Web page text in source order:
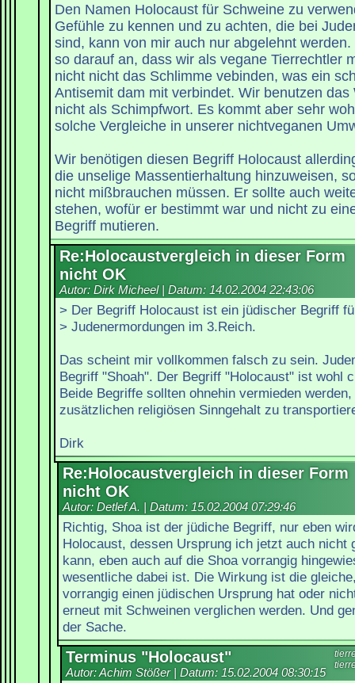
Den Namen Holocaust für Schweine zu
Gefühle zu kennen und zu achten, die bei
sind, kann von mir auch nur abgelehnt
so darauf an, dass wir als vegane Tierrechtler
nicht nicht das Schlimme vebinden, was ein
Antisemit dam mit verbindet. Wir benutzen
nicht als Schimpfwort. Es kommt aber sehr
solche Vergleiche in unserer nichtveganen
Wir benötigen diesen Begriff Holocaust
die unselige Massentierhaltung hinzuweisen,
nicht mißbrauchen müssen. Er sollte auch
stehen, wofür er bestimmt war und nicht zu
Begriff mutieren.
Re:Holocaustvergleich in dieser Form
nicht OK
Autor: Dirk Micheel | Datum: 14.02.2004 22:43:06
> Der Begriff Holocaust ist ein jüdischer Begriff
> Judenermordungen im 3.Reich.
Das scheint mir vollkommen falsch zu sein.
Begriff "Shoah". Der Begriff "Holocaust" ist wohl
Beide Begriffe sollten ohnehin vermieden
zusätzlichen religiösen Sinngehalt zu
Dirk
Re:Holocaustvergleich in dieser Form
nicht OK
Autor: Detlef A. | Datum: 15.02.2004 07:29:46
Richtig, Shoa ist der jüdiche Begriff, nur eben
Holocaust, dessen Ursprung ich jetzt auch nicht
kann, eben auch auf die Shoa vorrangig
wesentliche dabei ist. Die Wirkung ist die
vorrangig einen jüdischen Ursprung hat oder
erneut mit Schweinen verglichen werden. Und
der Sache.
Terminus "Holocaust"
Autor: Achim Stößer | Datum: 15.02.2004 08:30:15